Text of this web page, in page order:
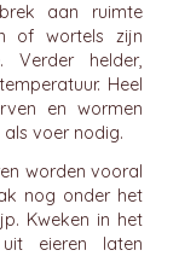
aan ruimte
of wortels zijn
Verder helder,
Heel
en wormen
voer nodig.
worden vooral
nog onder het
Kweken in het
eieren laten